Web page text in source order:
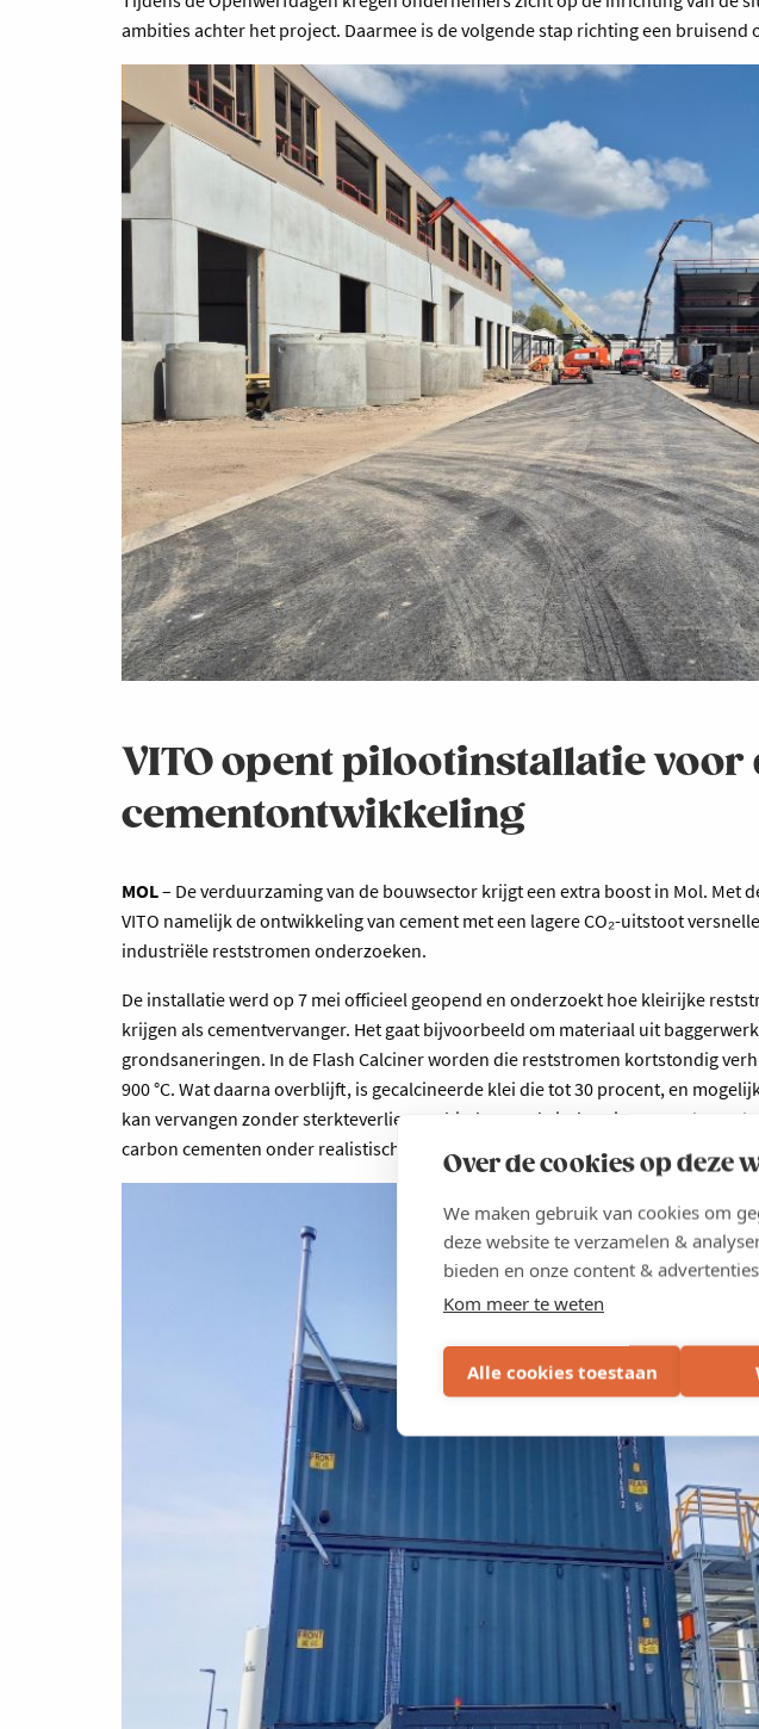
Over de cookies op deze
We maken gebruik van cookies om
deze website te verzamelen &
bieden en onze content &
Kom meer te weten
Alle cookies toestaan
ambities achter het project. Daarmee is de volgende stap richting een bruisend
VITO opent pilootinstallatie
cementontwikkeling
MOL– De verduurzaming van de bouwsector krijgt een extra boost in Mol. Met
VITO namelijk de ontwikkeling van cement met een lagere CO₂-uitstoot
industriële reststromen onderzoeken.
De installatie werd op 7 mei officieel geopend en onderzoekt hoe kleirijke
krijgen als cementvervanger. Het gaat bijvoorbeeld om materiaal uit
grondsaneringen. In de Flash Calciner worden die reststromen kortstondig
900 °C. Wat daarna overblijft, is gecalcineerde klei die tot 30 procent, en
kan vervangen zonder sterkteverlies. Zo biedt VITO de industrie een
carbon cementen onder realistische omstandigheden te ontwikkelen en te